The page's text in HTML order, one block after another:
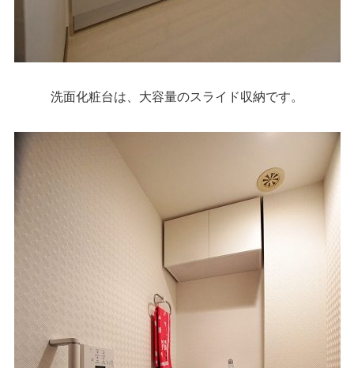
洗面化粧台は、大容量のスライド収納です。